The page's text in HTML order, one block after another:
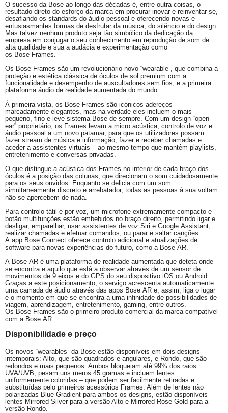
O sucesso da Bose ao longo das décadas é, entre outra coisas, o
resultado direto do esforço da marca em procurar inovar e reinventar-se,
desafiando os standards do áudio pessoal e oferecendo novas e
entusiasmantes formas de desfrutar da música, do silêncio e do design.
Mas talvez nenhum produto seja tão simbólico da dedicação da
empresa em conjugar o seu conhecimento em reprodução de som de
alta qualidade e sua a audácia e experimentação como
os Bose Frames.
Os Bose Frames são um revolucionário novo “wearable”, que combina a
proteção e estética clássica de óculos de sol premium com a
funcionalidade e desempenho de auscultadores sem fios, e a primeira
plataforma áudio de realidade aumentada do mundo.
À primeira vista, os Bose Frames são icónicos adereços
marcadamente elegantes, mas na verdade eles incluem o mais
pequeno, fino e leve sistema Bose de sempre. Com um design “open-
ear” proprietário, os Frames levam a micro acústica, controlo de voz e
áudio pessoal a um novo patamar, para que os utilizadores possam
fazer stream de música e informação, fazer e receber chamadas e
aceder a assistentes virtuais – ao mesmo tempo que mantêm playlists,
entretenimento e conversas privadas.
O que distingue a acústica dos Frames no interior de cada braço dos
óculos é a posição das colunas, que direcionam o som cuidadosamente
para os seus ouvidos. Enquanto se delicia com um som
simultaneamente discreto e arrebatador, todas as pessoas à sua voltam
não se apercebem de nada.
Para controlo tátil e por voz, um microfone extremamente compacto e
botão multifunções estão embebidos no braço direito, permitindo ligar e
desligar, emparelhar, usar assistentes de voz Siri e Google Assistant,
realizar chamadas e efetuar comandos, ou parar e saltar canções.
A app Bose Connect oferece controlo adicional e atualizações de
software para novas experiências do futuro, como a Bose AR.
A Bose AR é uma plataforma de realidade aumentada que deteta onde
se encontra e aquilo que está a observar através de um sensor de
movimentos de 9 eixos e do GPS do seu dispositivo iOS ou Android.
Graças a este posicionamento, o serviço acrescenta automaticamente
uma camada de áudio através das apps Bose AR e, assim, liga o lugar
e o momento em que se encontra a uma infinidade de possibilidades de
viagem, aprendizagem, entretenimento, gaming, entre outros.
Os Bose Frames são o primeiro produto comercial da marca compatível
com a Bose AR.
Disponibilidade e preço
Os novos “wearables” da Bose estão disponíveis em dois designs
intemporais: Alto, que são quadrados e angulares, e Rondo, que são
redondos e mais pequenos. Ambos bloqueiam até 99% dos raios
UVA/UVB, pesam uns meros 45 gramas e incluem lentes
uniformemente coloridas – que podem ser facilmente retiradas e
substituídas pelo primeiros acessórios Frames. Além de lentes não
polarizadas Blue Gradient para ambos os designs, estão disponíveis
lentes Mirrored Silver para a versão Alto e Mirrored Rose Gold para a
versão Rondo.